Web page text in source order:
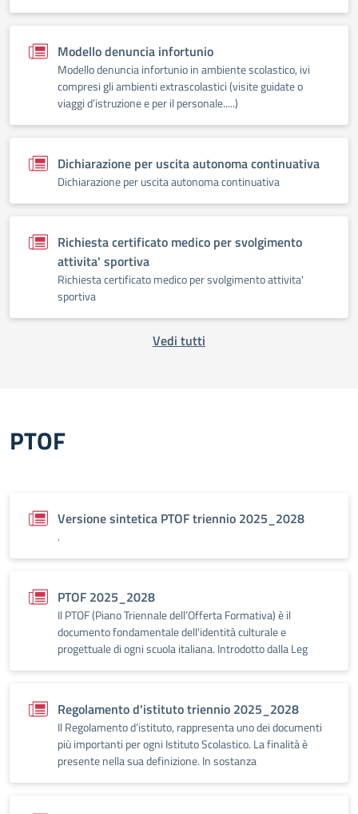
Modello denuncia infortunio
Modello denuncia infortunio in ambiente scolastico, ivi
compresi gli ambienti extrascolastici (visite guidate o
viaggi d’istruzione e per il personale.....)
Dichiarazione per uscita autonoma continuativa
Dichiarazione per uscita autonoma continuativa
Richiesta certificato medico per svolgimento
attivita' sportiva
Richiesta certificato medico per svolgimento attivita'
sportiva
Vedi tutti
PTOF
Versione sintetica PTOF triennio 2025_2028
.
PTOF 2025_2028
Il PTOF (Piano Triennale dell’Offerta Formativa) è il
documento fondamentale dell'identità culturale e
progettuale di ogni scuola italiana. Introdotto dalla Leg
Regolamento d'istituto triennio 2025_2028
Il Regolamento d’istituto, rappresenta uno dei documenti
più importanti per ogni Istituto Scolastico. La finalità è
presente nella sua definizione. In sostanza